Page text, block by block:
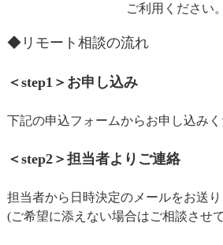
ご利用ください。
◆リモート相談の流れ
＜step1＞お申し込み
下記の申込フォームからお申し込み
＜step2＞担当者よりご連絡
担当者から日時決定のメールをお送り
(ご希望に添えない場合はご相談させ